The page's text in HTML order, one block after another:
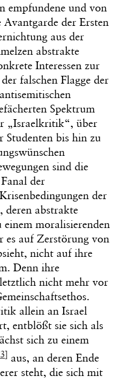
empfundene und von
der Ersten
aus der
abstrakte
Interessen zur
falschen Flagge der
Spektrum
„Israelkritik“, über
Studenten bis hin zu
sind die
der
der
deren abstrakte
moralisierenden
es auf Zerstörung von
nicht auf ihre
Denn ihre
nicht mehr vor
allein an Israel
entblößt sie sich als
sich zu einem
aus, an deren Ende
steht, die sich mit